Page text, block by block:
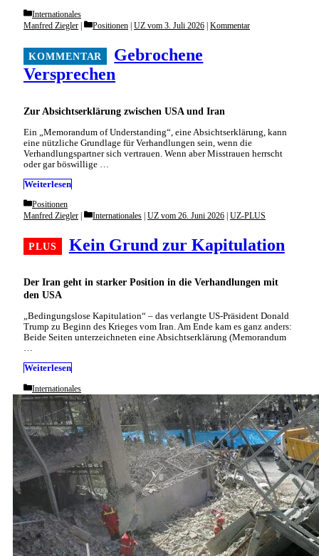
Categories
Internationales
Zur Absichtserklärung zwischen USA und Iran
Gebrochene
Versprechen
Manfred Ziegler Categories
Positionen UZ vom 3. Juli 2026 Kommentar
Ein „Memorandum of Understanding“, eine Absichtserklärung, kann
eine nützliche Grundlage für Verhandlungen sein, wenn die
Verhandlungspartner sich vertrauen. Wenn aber Misstrauen herrscht
oder gar böswillige …
Weiterlesen
Categories
Positionen
Der Iran geht in starker Position in die Verhandlungen mit
den USA
Kein Grund zur Kapitulation
Manfred Ziegler Categories
Internationales UZ vom 26. Juni 2026 UZ-PLUS
„Bedingungslose Kapitulation“ – das verlangte US-Präsident Donald
Trump zu Beginn des Krieges vom Iran. Am Ende kam es ganz anders:
Beide Seiten unterzeichneten eine Absichtserklärung (Memorandum
…
Weiterlesen
Categories
Internationales